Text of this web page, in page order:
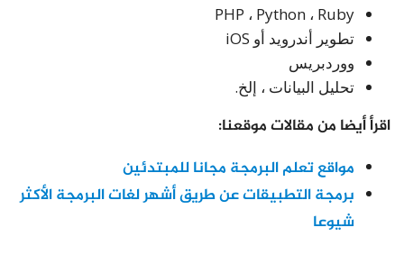
PHP ، Python ، Ruby
تطوير أندرويد أو iOS
ووردبريس
تحليل البيانات ، إلخ.
اقرأ أيضا من مقالات موقعنا:
مواقع تعلم البرمجة مجانا للمبتدئين
برمجة التطبيقات عن طريق أشهر لغات البرمجة الأكثر
شيوعا